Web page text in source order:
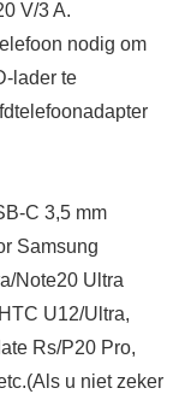
V/3 A.
nodig om
lader te
C 3,5 mm
Samsung
Note20 Ultra
U12/Ultra,
Rs/P20 Pro,
u niet zeker